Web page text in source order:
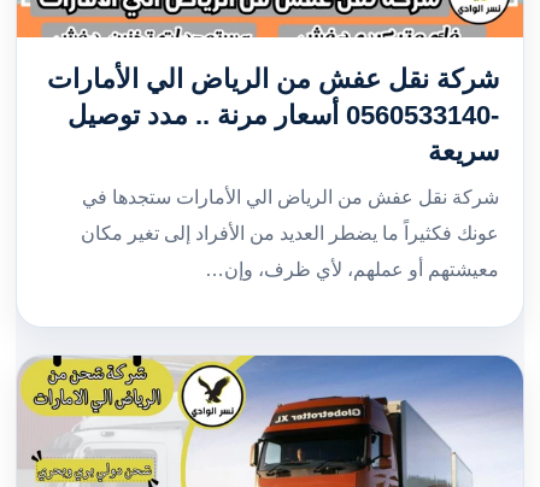
شركة نقل عفش من الرياض الي الأمارات
-0560533140 أسعار مرنة .. مدد توصيل
سريعة
شركة نقل عفش من الرياض الي الأمارات ستجدها في
عونك فكثيراً ما يضطر العديد من الأفراد إلى تغير مكان
معيشتهم أو عملهم، لأي ظرف، وإن…